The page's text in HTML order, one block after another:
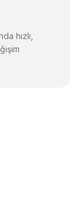
hızlı,